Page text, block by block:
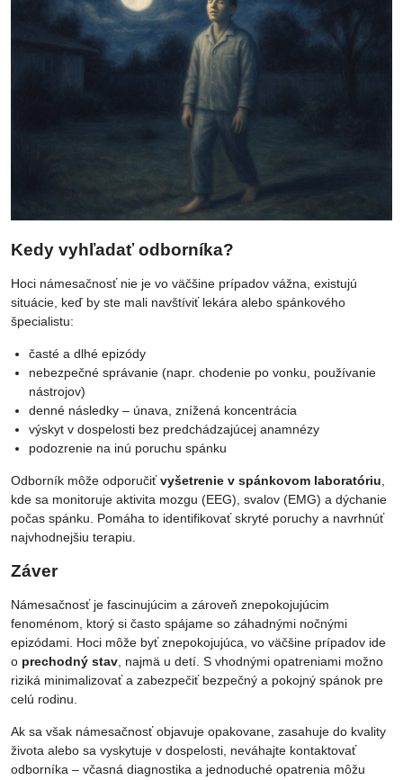
Kedy vyhľadať odborníka?
Hoci námesačnosť nie je vo väčšine prípadov vážna, existujú
situácie, keď by ste mali navštíviť lekára alebo spánkového
špecialistu:
časté a dlhé epizódy
nebezpečné správanie (napr. chodenie po vonku, používanie
nástrojov)
denné následky – únava, znížená koncentrácia
výskyt v dospelosti bez predchádzajúcej anamnézy
podozrenie na inú poruchu spánku
Odborník môže odporučiťvyšetrenie v spánkovom laboratóriu,
kde sa monitoruje aktivita mozgu (EEG), svalov (EMG) a dýchanie
počas spánku. Pomáha to identifikovať skryté poruchy a navrhnúť
najvhodnejšiu terapiu.
Záver
Námesačnosť je fascinujúcim a zároveň znepokojujúcim
fenoménom, ktorý si často spájame so záhadnými nočnými
epizódami. Hoci môže byť znepokojujúca, vo väčšine prípadov ide
o prechodný stav, najmä u detí. S vhodnými opatreniami možno
riziká minimalizovať a zabezpečiť bezpečný a pokojný spánok pre
celú rodinu.
Ak sa však námesačnosť objavuje opakovane, zasahuje do kvality
života alebo sa vyskytuje v dospelosti, neváhajte kontaktovať
odborníka – včasná diagnostika a jednoduché opatrenia môžu